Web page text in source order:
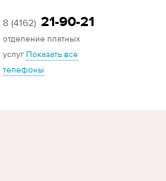
8 (4162) 21-90-21
отделение платных
услуг Показать все
телефоны